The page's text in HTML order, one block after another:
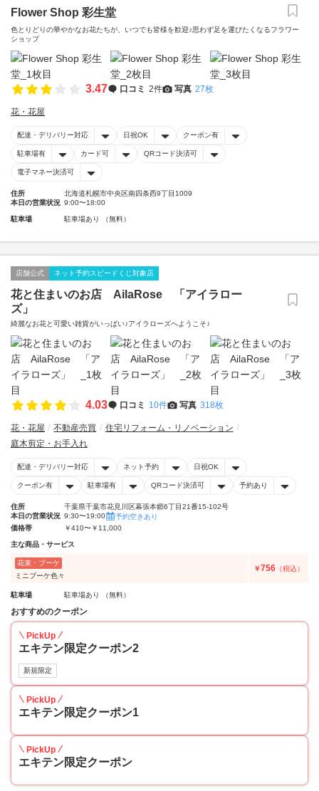
Flower Shop 彩生堂
色とりどりの華やかなお花たちが、いつでも皆様を歓迎♪思わず足を運びたくなるフラワー
ショップ
3.47 口コミ 2件 写真 27枚
花・花屋
配達・デリバリー対応 日祝OK クーポン有
駐車場有 カード可 QRコード決済可
電子マネー決済可
住所
北海道札幌市中央区南四条西9丁目1009
本日の営業状況 9:00〜18:00
駐車場 駐車場あり （無料）
店舗公式 ネット予約スピードくじ対象店
花と住まいのお店 AilaRose 「アイラロー
ズ」
綺麗なお花と可愛い雑貨がいっぱい♪アイラローズへようこそ♪
4.03 口コミ 10件 写真 318枚
花・花屋 不動産売買
住宅リフォーム・リノベーション
庭木剪定・お手入れ
配達・デリバリー対応 ネット予約 日祝OK
クーポン有 駐車場有 QRコード決済可 予約あり
住所
千葉県千葉市花見川区幕張本郷6丁目21番15-102号
本日の営業状況 9:30〜19:00
予約空きあり
価格帯
￥410〜￥11,000
主な商品・サービス
花束・ブーケ
ミニブーケ色々
￥756 （税込）
駐車場 駐車場あり （無料）
おすすめのクーポン
PickUp
エキテン限定クーポン2
新規限定
PickUp
エキテン限定クーポン1
PickUp
エキテン限定クーポン